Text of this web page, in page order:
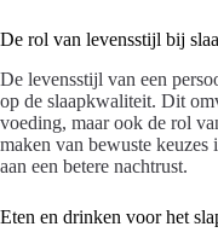
De rol van levensstijl bij
De levensstijl van een
op de slaapkwaliteit. Dit
voeding, maar ook de rol
maken van bewuste keuzes
aan een betere nachtrust.
Eten en drinken voor het